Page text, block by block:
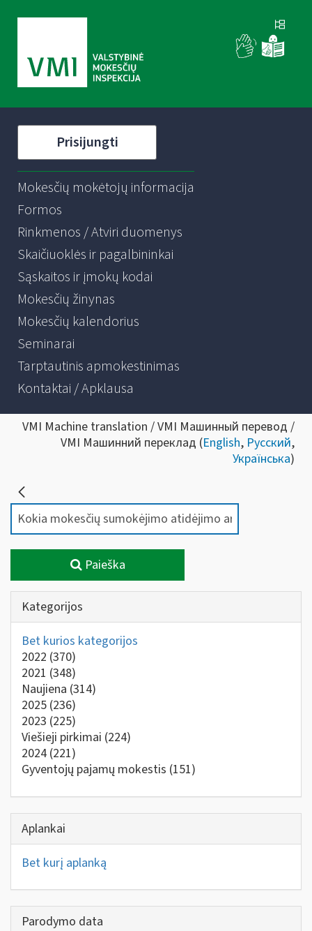
Prisijungti
Mokesčių mokėtojų informacija
Formos
Rinkmenos / Atviri duomenys
Skaičiuoklės ir pagalbininkai
Sąskaitos ir įmokų kodai
Mokesčių žinynas
Mokesčių kalendorius
Seminarai
Tarptautinis apmokestinimas
Kontaktai / Apklausa
VMI Machine translation / VMI Машинный перевод /
VMI Машинний переклад (English, Русский,
Українська)
Paieška
Kategorijos
Bet kurios kategorijos
2022 (370)
2021 (348)
Naujiena (314)
2025 (236)
2023 (225)
Viešieji pirkimai (224)
2024 (221)
Gyventojų pajamų mokestis (151)
Aplankai
Bet kurį aplanką
Parodymo data